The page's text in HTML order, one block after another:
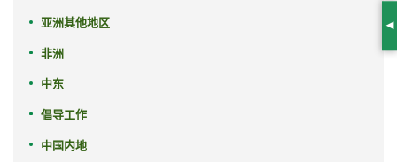
亚洲其他地区
非洲
中东
倡导工作
中国内地